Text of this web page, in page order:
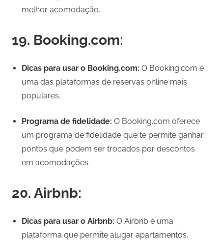
melhor acomodação.
19. Booking.com:
Dicas para usar o Booking.com: O Booking.com é
uma das plataformas de reservas online mais
populares.
Programa de fidelidade: O Booking.com oferece
um programa de fidelidade que te permite ganhar
pontos que podem ser trocados por descontos
em acomodações.
20. Airbnb:
Dicas para usar o Airbnb: O Airbnb é uma
plataforma que permite alugar apartamentos,